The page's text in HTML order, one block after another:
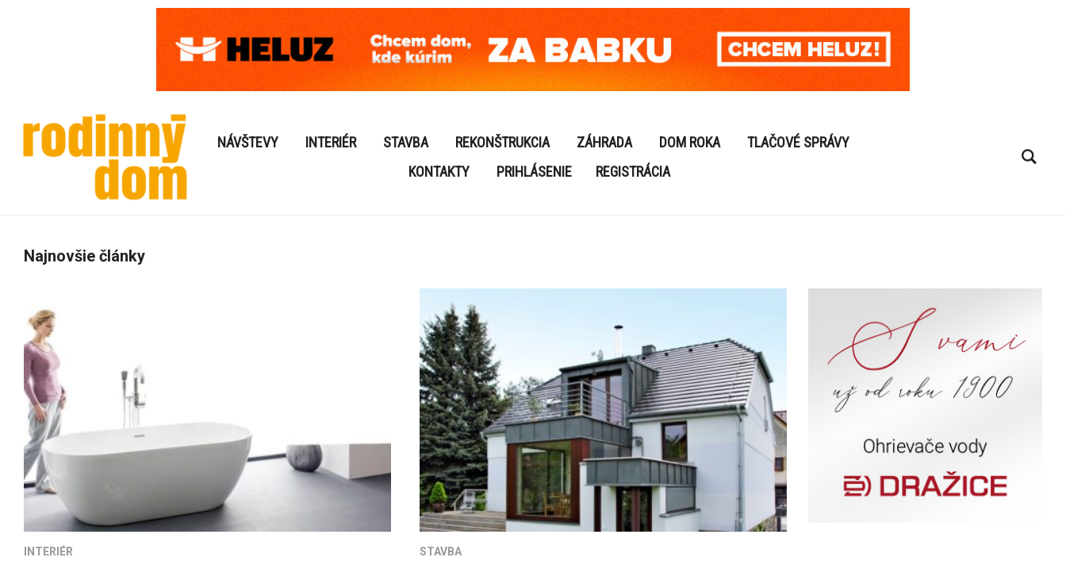
NÁVŠTEVY INTERIÉR STAVBA REKONŠTRUKCIA ZÁHRADA DOM ROKA
TLAČOVÉ SPRÁVY
KONTAKTY
PRIHLÁSENIE REGISTRÁCIA
Najnovšie články
INTERIÉR STAVBA